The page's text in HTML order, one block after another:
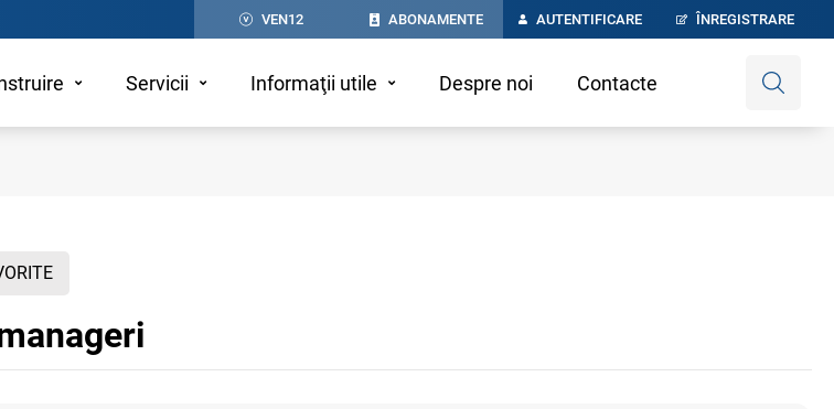
VEN12 ABONAMENTE AUTENTIFICARE ÎNREGISTRARE
Servicii Informaţii utile Despre noi Contacte